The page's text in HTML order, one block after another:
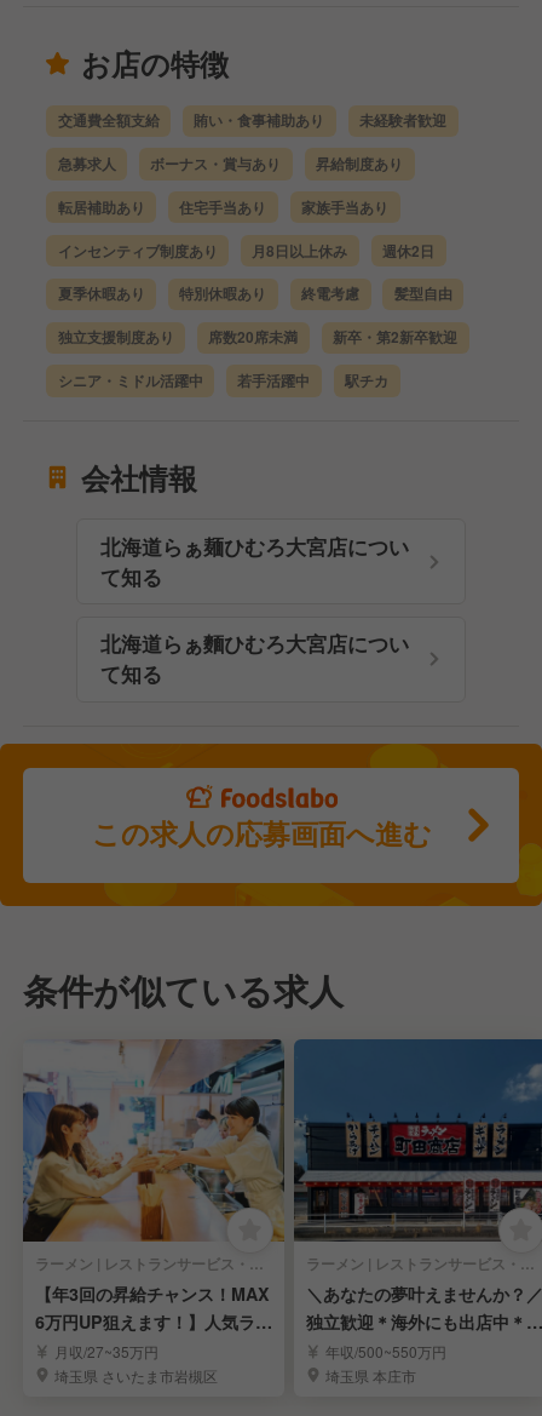
お店の特徴
交通費全額支給 賄い・食事補助あり 未経験者歓迎
急募求人 ボーナス・賞与あり 昇給制度あり
転居補助あり 住宅手当あり 家族手当あり
インセンティブ制度あり 月8日以上休み 週休2日
夏季休暇あり 特別休暇あり 終電考慮 髪型自由
独立支援制度あり 席数20席未満 新卒・第2新卒歓迎
シニア・ミドル活躍中 若手活躍中 駅チカ
会社情報
北海道らぁ麺ひむろ大宮店につい
て知る
北海道らぁ麵ひむろ大宮店につい
て知る
この求人の応募画面へ進む
条件が似ている求人
ラーメン | レストランサービス・ホールスタッフ
【年3回の昇給チャンス！MAX
6万円UP狙えます！】人気ラー
メンの社員募集
月収/27~35万円
埼玉県 さいたま市岩槻区
ラーメン | レストランサービス・ホールスタッフ
＼あなたの夢叶えませんか？／
独立歓迎＊海外にも出店中＊年
収800万狙えます
年収/500~550万円
埼玉県 本庄市